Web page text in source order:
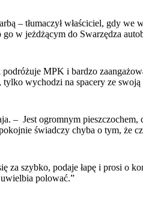
– tłumaczył właściciel, gdy
w jeżdżącym do Swarzędza
MPK i bardzo
wychodzi na spacery ze
– Jest ogromnym
świadczy chyba o tym, że
za szybko, podaje łapę i prosi
uwielbia polować.”